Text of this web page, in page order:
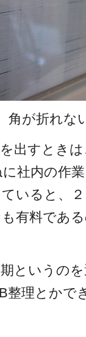
角が折れな
出すとき
社内の作
いると、
有料であ
というの
整理とかで